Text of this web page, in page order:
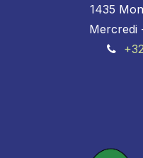
1435
Mercredi